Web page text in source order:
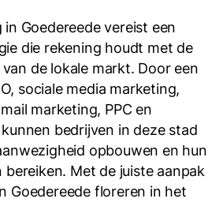
Goedereede vereist een
die rekening houdt met de
de lokale markt. Door een
sociale media marketing,
marketing, PPC en
bedrijven in deze stad
opbouwen en hun
bereiken. Met de juiste aanpak
Goedereede floreren in het